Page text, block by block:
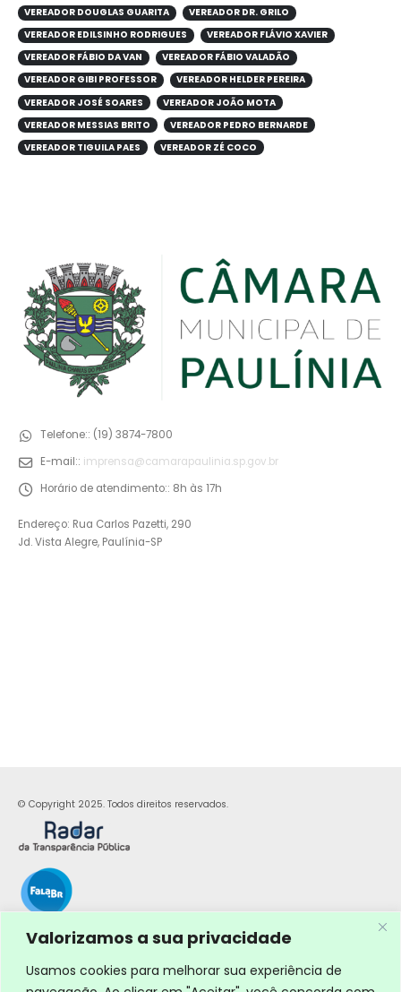
Valorizamos a sua privacidade
Usamos cookies para melhorar sua experiência de
VEREADOR DOUGLAS GUARITA
VEREADOR DR. GRILO
VEREADOR EDILSINHO RODRIGUES
VEREADOR FLÁVIO XAVIER
VEREADOR FÁBIO DA VAN
VEREADOR FÁBIO VALADÃO
VEREADOR GIBI PROFESSOR
VEREADOR HELDER PEREIRA
VEREADOR JOSÉ SOARES
VEREADOR JOÃO MOTA
VEREADOR MESSIAS BRITO
VEREADOR PEDRO BERNARDE
VEREADOR TIGUILA PAES
VEREADOR ZÉ COCO
Telefone:: (19) 3874-7800
E-mail:: imprensa@camarapaulinia.sp.gov.br
Horário de atendimento:: 8h às 17h
Endereço: Rua Carlos Pazetti, 290
Jd. Vista Alegre, Paulínia-SP
© Copyright 2025. Todos direitos reservados.